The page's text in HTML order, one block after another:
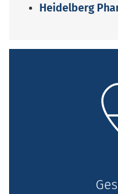
Heidelberg